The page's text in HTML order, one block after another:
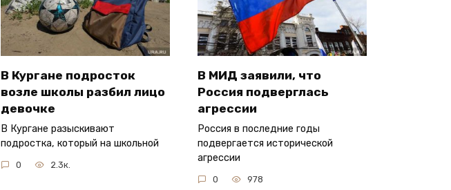
В Кургане подросток
возле школы разбил лицо
девочке
В Кургане разыскивают
подростка, который на школьной
0 2.3к.
В МИД заявили, что
Россия подверглась
агрессии
Россия в последние годы
подвергается исторической
агрессии
0 978